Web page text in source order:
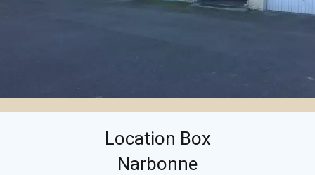
Location Box
Narbonne